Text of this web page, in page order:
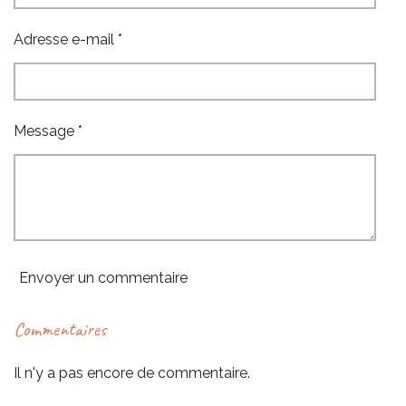
Adresse e-mail *
Message *
Envoyer un commentaire
Commentaires
Il n'y a pas encore de commentaire.